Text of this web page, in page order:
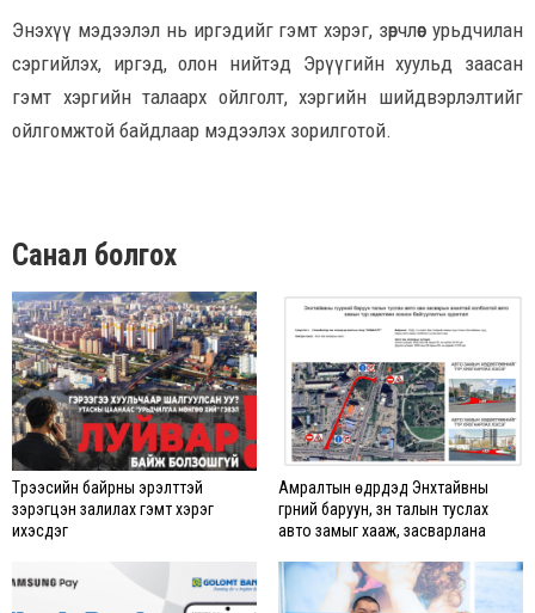
Энэхүү мэдээлэл нь иргэдийг гэмт хэрэг, зөрчлөөс урьдчилан
сэргийлэх, иргэд, олон нийтэд Эрүүгийн хуульд заасан
гэмт хэргийн талаарх ойлголт, хэргийн шийдвэрлэлтийг
ойлгомжтой байдлаар мэдээлэх зорилготой.
Санал болгох
Түрээсийн байрны эрэлттэй
зэрэгцэн залилах гэмт хэрэг
ихэсдэг
Амралтын өдрүүдэд Энхтайвны
гүүрний баруун, зүүн талын туслах
авто замыг хааж, засварлана